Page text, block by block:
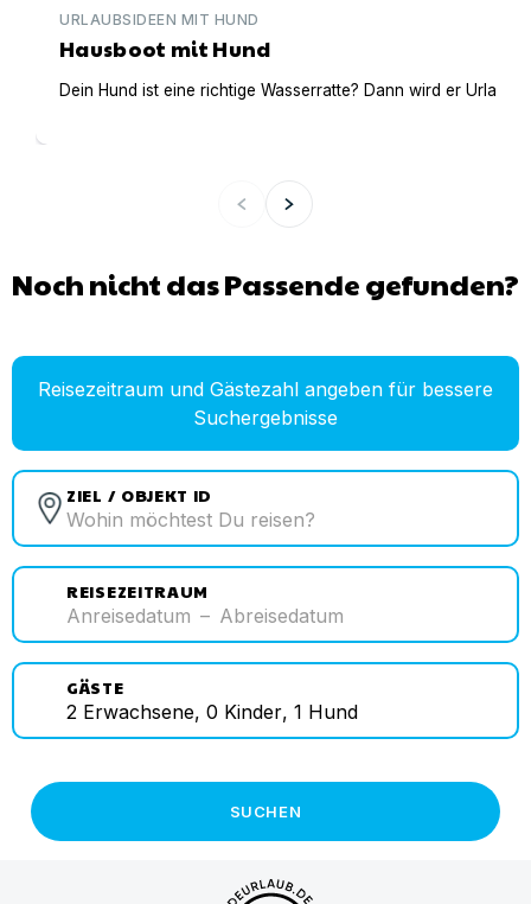
URLAUBSIDEEN MIT HUND
Hausboot mit Hund
Dein Hund ist eine richtige Wasserratte? Dann wird er
Noch nicht das Passende gefunden?
Reisezeitraum und Gästezahl angeben für bessere
Suchergebnisse
ZIEL / OBJEKT ID
REISEZEITRAUM
Anreisedatum – Abreisedatum
GÄSTE
2 Erwachsene, 0 Kinder, 1 Hund
SUCHEN